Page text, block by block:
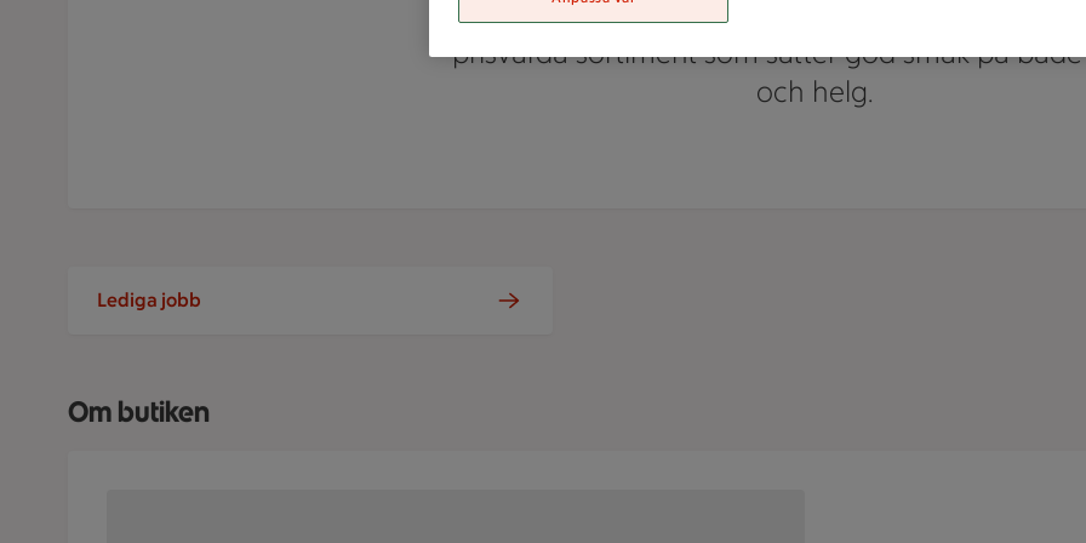
handla alla dagar i veckan. Upptäck vårt breda
prisvärda sortiment som sätter god smak på
och helg.
Lediga jobb
Om butiken